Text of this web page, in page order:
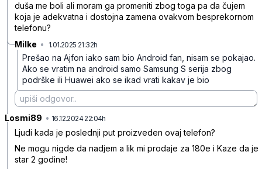
duša me boli ali moram ga promeniti zbog toga pa da čujem
koja je adekvatna i dostojna zamena ovakvom besprekornom
telefonu?
Milke • 1.01.2025 21:32h
Prešao na Ajfon iako sam bio Android fan, nisam se pokajao.
Ako se vratim na android samo Samsung S serija zbog
podrške ili Huawei ako se ikad vrati kakav je bio
Losmi89 • 16.12.2024 22:04h
Ljudi kada je poslednji put proizveden ovaj telefon?
Ne mogu nigde da nadjem a lik mi prodaje za 180e i Kaze da je
star 2 godine!